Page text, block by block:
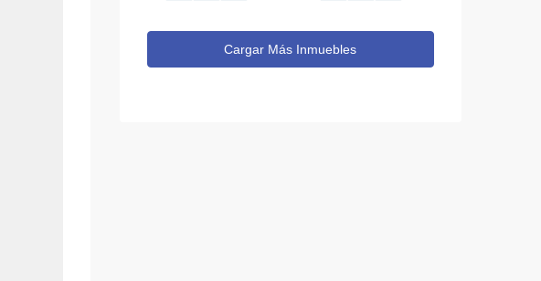
Cargar Más Inmuebles